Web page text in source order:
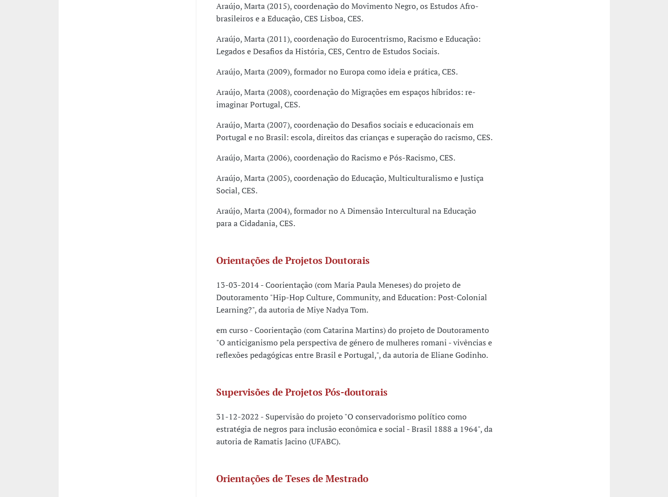
Araújo, Marta (2015), coordenação do Movimento Negro, os Estudos Afro-
brasileiros e a Educação, CES Lisboa, CES.
Araújo, Marta (2011), coordenação do Eurocentrismo, Racismo e Educação:
Legados e Desafios da História, CES, Centro de Estudos Sociais.
Araújo, Marta (2009), formador no Europa como ideia e prática, CES.
Araújo, Marta (2008), coordenação do Migrações em espaços híbridos: re-
imaginar Portugal, CES.
Araújo, Marta (2007), coordenação do Desafios sociais e educacionais em
Portugal e no Brasil: escola, direitos das crianças e superação do racismo, CES.
Araújo, Marta (2006), coordenação do Racismo e Pós-Racismo, CES.
Araújo, Marta (2005), coordenação do Educação, Multiculturalismo e Justiça
Social, CES.
Araújo, Marta (2004), formador no A Dimensão Intercultural na Educação
para a Cidadania, CES.
Orientações de Projetos Doutorais
13-03-2014 - Coorientação (com Maria Paula Meneses) do projeto de
Doutoramento "Hip-Hop Culture, Community, and Education: Post-Colonial
Learning?", da autoria de Miye Nadya Tom.
em curso - Coorientação (com Catarina Martins) do projeto de Doutoramento
"O anticiganismo pela perspectiva de género de mulheres romani - vivências e
reflexões pedagógicas entre Brasil e Portugal,", da autoria de Eliane Godinho.
Supervisões de Projetos Pós-doutorais
31-12-2022 - Supervisão do projeto "O conservadorismo político como
estratégia de negros para inclusão econômica e social - Brasil 1888 a 1964", da
autoria de Ramatis Jacino (UFABC).
Orientações de Teses de Mestrado